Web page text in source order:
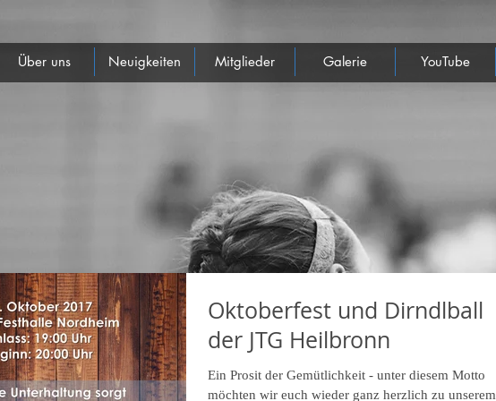
Über uns Neuigkeiten Mitglieder Galerie YouTube
Oktoberfest und Dirndlball
der JTG Heilbronn
Ein Prosit der Gemütlichkeit - unter diesem Motto
möchten wir euch wieder ganz herzlich zu unserem